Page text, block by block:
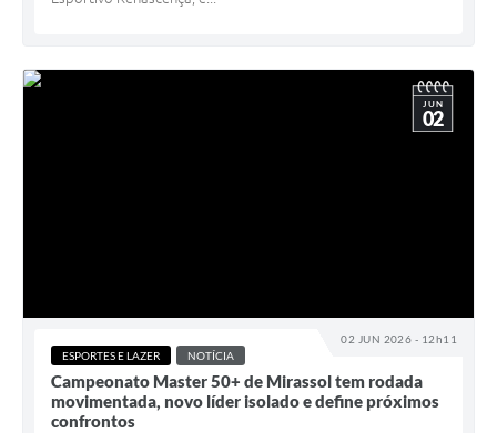
02 JUN 2026 - 12h11
JUN
02
ESPORTES E LAZER NOTÍCIA
Campeonato Master 50+ de Mirassol tem rodada
movimentada, novo líder isolado e define próximos
confrontos